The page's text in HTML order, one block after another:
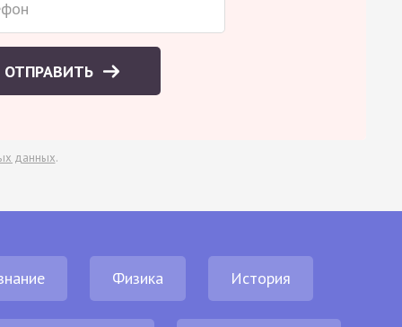
ОТПРАВИТЬ
данных.
Физика История